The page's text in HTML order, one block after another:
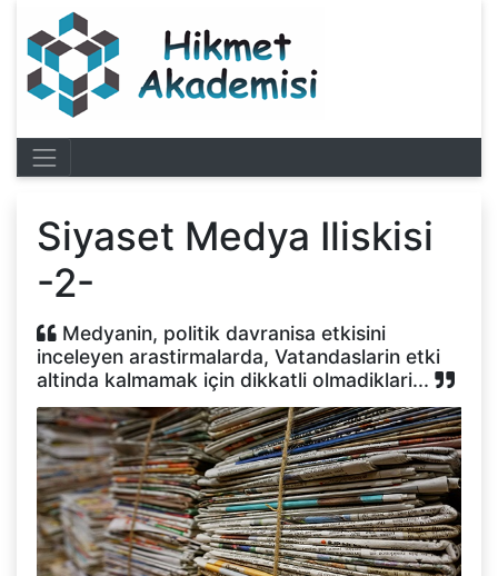
Siyaset Medya Iliskisi
-2-
Medyanin, politik davranisa etkisini
inceleyen arastirmalarda, Vatandaslarin etki
altinda kalmamak için dikkatli olmadiklari...